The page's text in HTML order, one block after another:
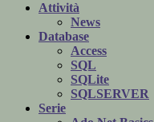
Attività
News
Database
Access
SQL
SQLite
SQLSERVER
Serie